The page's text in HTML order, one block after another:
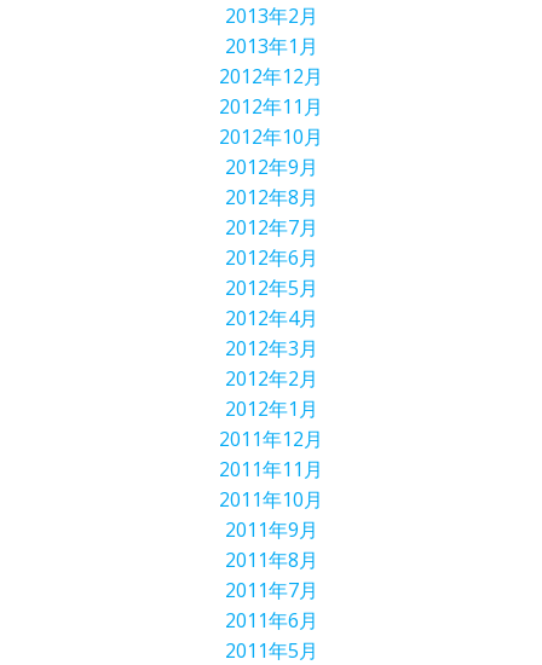
2013年2月
2013年1月
2012年12月
2012年11月
2012年10月
2012年9月
2012年8月
2012年7月
2012年6月
2012年5月
2012年4月
2012年3月
2012年2月
2012年1月
2011年12月
2011年11月
2011年10月
2011年9月
2011年8月
2011年7月
2011年6月
2011年5月